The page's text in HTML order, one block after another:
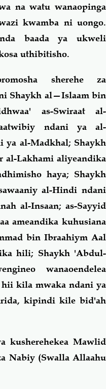
na watu wanaopinga
kwamba ni uongo.
baada ya ukweli
uthibitisho.
sherehe za
Shaykh al—Islaam bin
as-Swiraat al-
ndani ya al-
ya al-Madkhal; Shaykh
al-Lakhami aliyeandika
haya; Shaykh
al-Hindi ndani
al-Insaan; as-Sayyid
ameandika kuhusiana
bin Ibraahiym Aal
hili; Shaykh 'Abdul-
wanaoendelea
kila mwaka ndani ya
kipindi kile bid'ah
kusherehekea Mawlid
Nabiy (Swalla Allaahu